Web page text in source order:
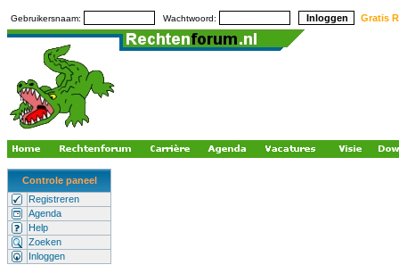
Gebruikersnaam: Wachtwoord: Gratis
Controle paneel
Registreren
Agenda
Help
Zoeken
Inloggen